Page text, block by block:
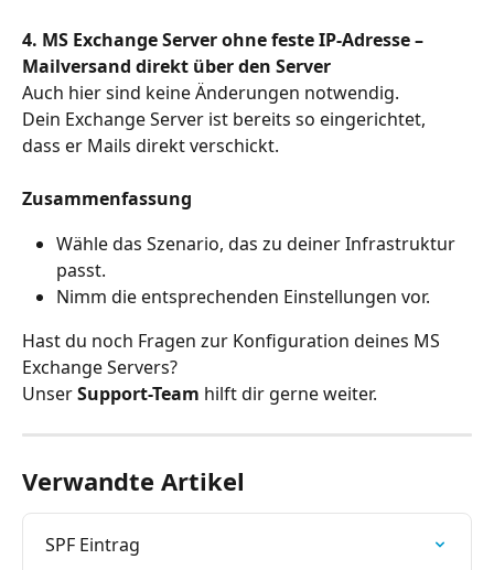
4. MS Exchange Server ohne feste IP-Adresse –
Mailversand direkt über den Server
Auch hier sind keine Änderungen notwendig.
Dein Exchange Server ist bereits so eingerichtet,
dass er Mails direkt verschickt.
Zusammenfassung
Wähle das Szenario, das zu deiner Infrastruktur
passt.
Nimm die entsprechenden Einstellungen vor.
Hast du noch Fragen zur Konfiguration deines MS
Exchange Servers?
Unser Support-Team hilft dir gerne weiter.
Verwandte Artikel
SPF Eintrag